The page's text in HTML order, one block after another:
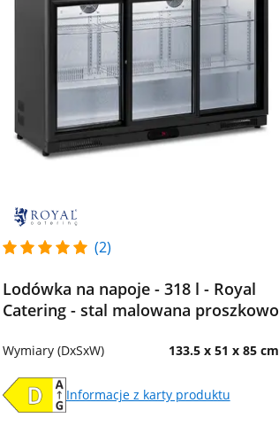
(2)
Lodówka na napoje - 318 l - Royal
Catering - stal malowana proszkowo
Wymiary (DxSxW) 133.5 x 51 x 85 cm
Informacje z karty produktu